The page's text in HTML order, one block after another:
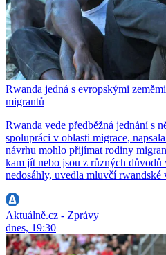
Rwanda jedná s evropskými
migrantů
Rwanda vede předběžná jednání s
spolupráci v oblasti migrace,
návrhu mohlo přijímat rodiny
kam jít nebo jsou z různých
nedosáhly, uvedla mluvčí
Aktuálně.cz - Zprávy
dnes, 19:30